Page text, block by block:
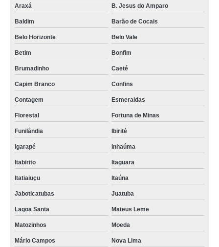
Araxá
B. Jesus do Amparo
Baldim Barão de Cocais
Belo Horizonte Belo Vale
Betim Bonfim
Brumadinho Caeté
Capim Branco Confins
Contagem Esmeraldas
Florestal Fortuna de Minas
Funilândia Ibirité
Igarapé Inhaúma
Itabirito Itaguara
Itatiaiuçu Itaúna
Jaboticatubas Juatuba
Lagoa Santa Mateus Leme
Matozinhos Moeda
Mário Campos Nova Lima